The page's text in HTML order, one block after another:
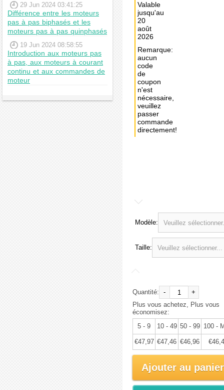
29 Jun 2024 03:41:25
Différence entre les moteurs
pas à pas biphasés et les
moteurs pas à pas quinphasés
19 Jun 2024 08:58:55
Introduction aux moteurs pas
à pas, aux moteurs à courant
continu et aux commandes de
moteur
Valable
jusqu'au
20
août
2026
Remarque:
aucun
code
de
coupon
n'est
nécessaire,
veuillez
passer
commande
directement!
Modèle:
Taille:
Quantité: -
+
Plus vous achetez, Plus vous
économisez:
5 - 9
10 - 49 50 - 99 100 -
€47,97 €47,46 €46,96
Ajouter au panier